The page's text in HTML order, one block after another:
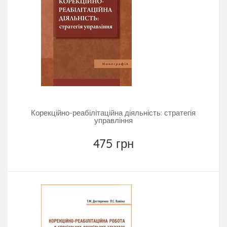
Корекційно-реабілітаційна діяльність: стратегія
управління
475 грн